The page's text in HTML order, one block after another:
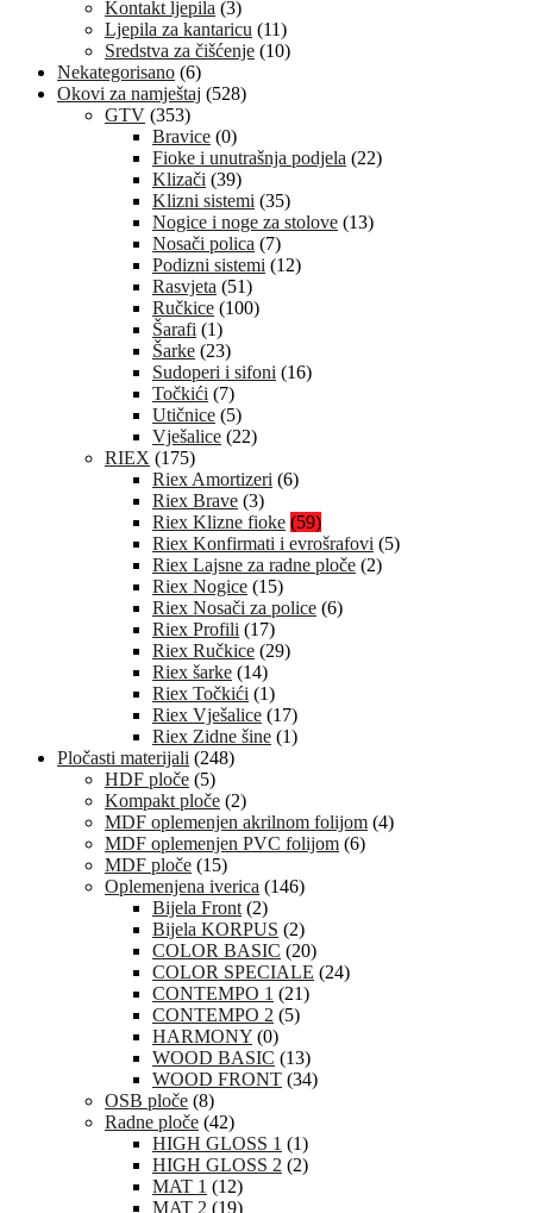
Kontakt ljepila (3)
Ljepila za kantaricu (11)
Sredstva za čišćenje (10)
Nekategorisano (6)
Okovi za namještaj (528)
GTV (353)
Bravice (0)
Fioke i unutrašnja podjela (22)
Klizači (39)
Klizni sistemi (35)
Nogice i noge za stolove (13)
Nosači polica (7)
Podizni sistemi (12)
Rasvjeta (51)
Ručkice (100)
Šarafi (1)
Šarke (23)
Sudoperi i sifoni (16)
Točkići (7)
Utičnice (5)
Vješalice (22)
RIEX (175)
Riex Amortizeri (6)
Riex Brave (3)
Riex Klizne fioke (59)
Riex Konfirmati i evrošrafovi (5)
Riex Lajsne za radne ploče (2)
Riex Nogice (15)
Riex Nosači za police (6)
Riex Profili (17)
Riex Ručkice (29)
Riex šarke (14)
Riex Točkići (1)
Riex Vješalice (17)
Riex Zidne šine (1)
Pločasti materijali (248)
HDF ploče (5)
Kompakt ploče (2)
MDF oplemenjen akrilnom folijom (4)
MDF oplemenjen PVC folijom (6)
MDF ploče (15)
Oplemenjena iverica (146)
Bijela Front (2)
Bijela KORPUS (2)
COLOR BASIC (20)
COLOR SPECIALE (24)
CONTEMPO 1 (21)
CONTEMPO 2 (5)
HARMONY (0)
WOOD BASIC (13)
WOOD FRONT (34)
OSB ploče (8)
Radne ploče (42)
HIGH GLOSS 1 (1)
HIGH GLOSS 2 (2)
MAT 1 (12)
MAT 2 (19)